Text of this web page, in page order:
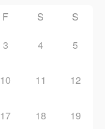
F S S
3 4 5
10 11 12
17 18 19